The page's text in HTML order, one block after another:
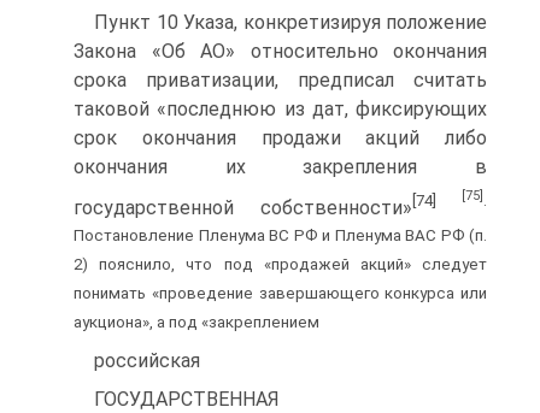
Пункт 10 Указа, конкретизируя положение
Закона «Об АО» относительно окончания
срока приватизации, предписал считать
таковой «последнюю из дат, фиксирующих
срок окончания продажи акций либо
окончания их закрепления в
государственной собственности» [74] [75] .
Постановление Пленума BC РФ и Пленума ВАС РФ (п.
2) пояснило, что под «продажей акций» следует
понимать «проведение завершающего конкурса или
аукциона», а под «закреплением
российская
ГОСУДАРСТВЕННАЯ